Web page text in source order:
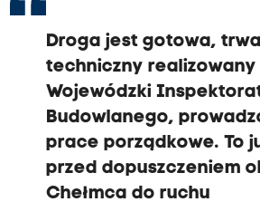
Droga jest gotowa,
techniczny realizowany
Wojewódzki
Budowlanego,
prace porządkowe. To
przed dopuszczeniem
Chełmca do ruchu